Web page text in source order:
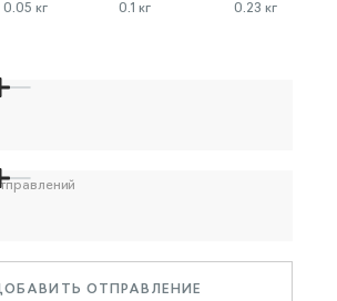
0.05 кг
0.1 кг
0.23 кг
ОТПРАВЛЕНИЕ